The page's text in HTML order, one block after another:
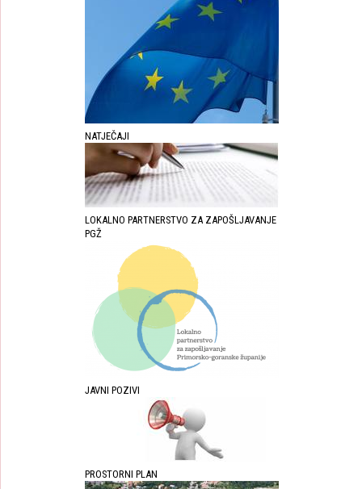
NATJEČAJI
LOKALNO PARTNERSTVO ZA ZAPOŠLJAVANJE
PGŽ
JAVNI POZIVI
PROSTORNI PLAN